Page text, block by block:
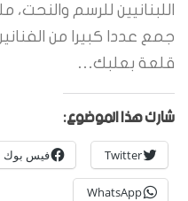
اللبنانيين للرسم
جمع عددا كبيرا من
قلعة بعلبك…
شارك هذا الموضوع:
Twitter فيس بوك
WhatsApp